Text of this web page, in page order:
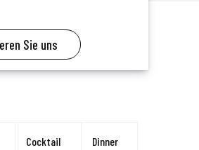
Sie uns
Cocktail Dinner